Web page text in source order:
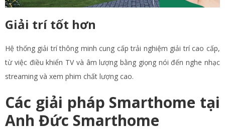
Giải trí tốt hơn
Hệ thống giải trí thông minh cung cấp trải nghiệm giải trí cao cấp,
từ việc điều khiển TV và âm lượng bằng giọng nói đến nghe nhạc
streaming và xem phim chất lượng cao.
Các giải pháp Smarthome tại
Anh Đức Smarthome